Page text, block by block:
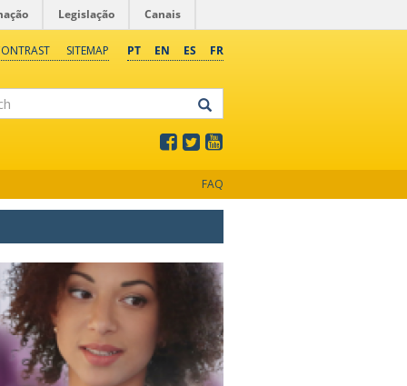
Legislação Canais
PT EN ES FR
SITEMAP
FAQ